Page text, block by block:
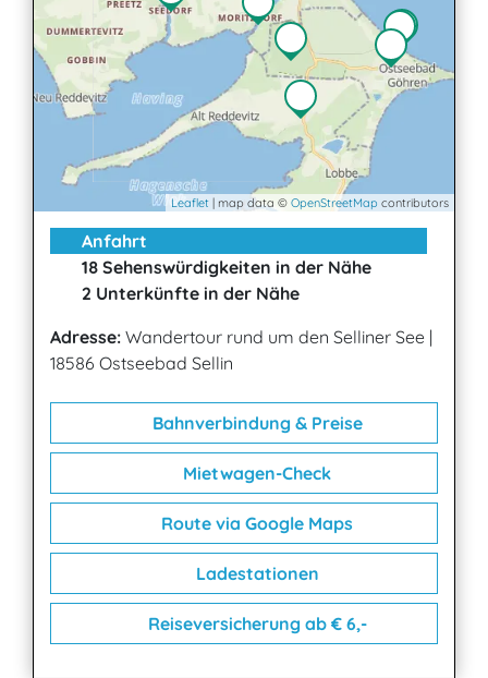
Leaflet | map data © OpenStreetMap contributors
Anfahrt
18 Sehenswürdigkeiten in der Nähe
2 Unterkünfte in der Nähe
Adresse: Wandertour rund um den Selliner See |
18586 Ostseebad Sellin
Bahnverbindung & Preise
Mietwagen-Check
Route via Google Maps
Ladestationen
Reiseversicherung ab € 6,-